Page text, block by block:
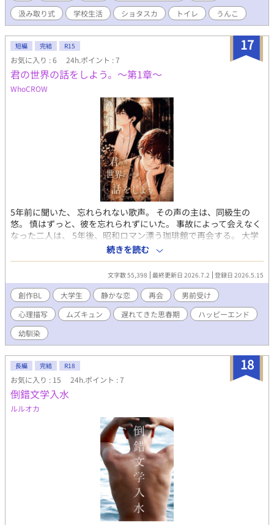
汲み取り式
学校生活 ショタスカ トイレ うんこ
17
短編 完結 R15
お気に入り : 6 24h.ポイント : 7
君の世界の話をしよう。〜第1章〜
WhoCROW
5年前に聞いた、 忘れられない歌声。 その声の主は、同級生の
悠。 慎はずっと、彼を忘れられずにいた。 事故によって会えなく
なった二人は、 5年後、昭和ロマン漂う珈琲館で再会する。 大学
生になった慎。 長いリハビリを乗り越え、 少し遅れて高校生にな
った悠。 まさかの再会を、心から喜ぶ慎。 慎との記憶は残ってい
る。 けれど悠は、慎との距離を詰められずにいた。 五年の空白と
事故の後遺症が、 二人を少しだけ臆病にさせている。 記憶と声
と、 変わってしまったもの。 それでも残っていたもの。 もう一
度、 互いの世界へ近づくための物語。 ※過去作『絵筆の旋律』の
流が、 慎の兄としてほんの少し登場します。
続きを読む
文字数 55,398 最終更新日 2026.7.2 登録日 2026.5.15
創作BL 大学生 静かな恋 再会
男前受け
心理描写
ムズキュン 遅れてきた思春期
ハッピーエンド
幼馴染
18
長編 完結 R18
お気に入り : 15 24h.ポイント : 7
倒錯文学入水
ルルオカ